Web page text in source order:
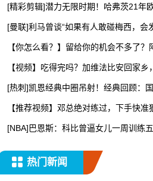
[精彩剪辑]潜力无限时期！哈弗茨21年
[曼联]利马曾谈“如果有人敢碰梅西，会
【你怎么看？】留给你的机会不多了？
【视频】吃得完吗？加维法比安回家乡
[热刺]凯恩经典中圈吊射！经典回顾：
【推荐视频】邓总绝对练过，下手快准
[NBA]巴恩斯：科比曾逼女儿一周训练
热门新闻